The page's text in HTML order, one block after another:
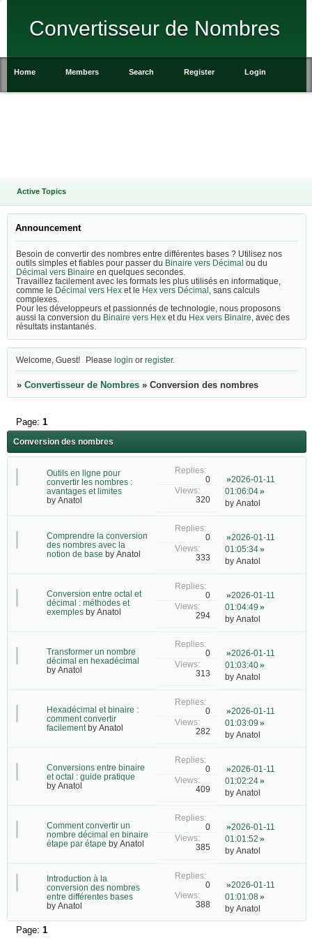
Convertisseur de Nombres
Home Members Search Register Login
Active Topics
Announcement
Besoin de convertir des nombres entre différentes bases ? Utilisez nos
outils simples et fiables pour passer du Binaire vers Décimal ou du
Décimal vers Binaire en quelques secondes.
Travaillez facilement avec les formats les plus utilisés en informatique,
comme le Décimal vers Hexet le Hex vers Décimal , sans calculs
complexes.
Pour les développeurs et passionnés de technologie, nous proposons
aussi la conversion du Binaire vers Hexet du Hex vers Binaire , avec des
résultats instantanés.
Welcome, Guest! Pleaselogin orregister.
» Convertisseur de Nombres » Conversion des nombres
Conversion des nombres
Page: 1
Outils en ligne pour
convertir les nombres :
avantages et limites
by Anatol
0
320
2026-01-11
01:06:04
by Anatol
Comprendre la conversion
des nombres avec la
notion de base by Anatol
0
333
2026-01-11
01:05:34
by Anatol
Conversion entre octal et
décimal : méthodes et
exemples by Anatol
0
294
2026-01-11
01:04:49
by Anatol
Transformer un nombre
décimal en hexadécimal
by Anatol
0
313
2026-01-11
01:03:40
by Anatol
Hexadécimal et binaire :
comment convertir
facilement by Anatol
0
282
2026-01-11
01:03:09
by Anatol
Conversions entre binaire
et octal : guide pratique
by Anatol
0
409
2026-01-11
01:02:24
by Anatol
Comment convertir un
nombre décimal en binaire
étape par étape by Anatol
0
385
2026-01-11
01:01:52
by Anatol
Introduction à la
conversion des nombres
entre différentes bases
by Anatol
0
388
2026-01-11
01:01:08
by Anatol
Page: 1